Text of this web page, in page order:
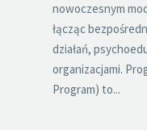
nowoczesnym
łącząc
działań,
organizacjami.
Program) to...